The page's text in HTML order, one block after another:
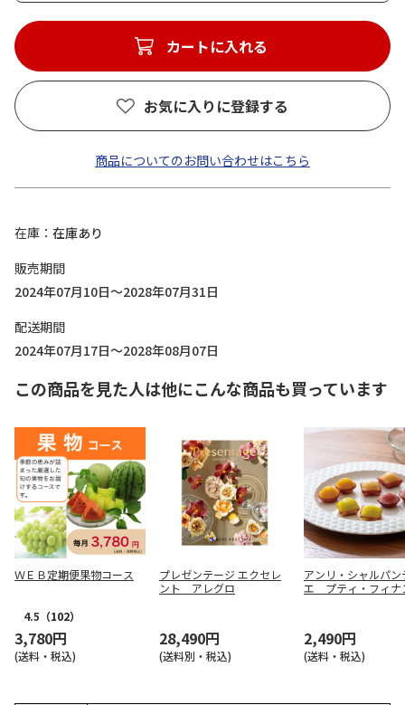
カートに入れる
お気に入りに登録する
商品についてのお問い合わせはこちら
在庫
在庫あり
販売期間
2024年07月10日～2028年07月31日
配送期間
2024年07月17日～2028年08月07日
この商品を見た人は他にこんな商品も買っています
ＷＥＢ定期便果物コース
4.5 （102）
3,780円
(送料・税込)
プレゼンテージ エクセレ
ント アレグロ
28,490円
(送料別・税込)
アンリ・シャルパン
エ プティ・フィナ
2,490円
(送料・税込)